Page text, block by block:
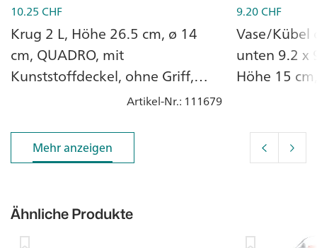
10.25 CHF
Krug 2 L, Höhe 26.5 cm, ø 14
cm, QUADRO, mit
Kunststoffdeckel, ohne Griff,
Artikel-Nr.: 111679
9.20CHF
Vase/Kübel
unten 9.2 x 9.2
Höhe 15
Mehr anzeigen
Mehr anzeigen
Ähnliche Produkte